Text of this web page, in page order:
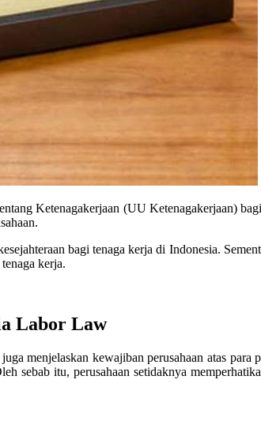
Ketenagakerjaan (UU Ketenagakerjaan)
bagi tenaga kerja di Indonesia.
kerja.
Labor Law
menjelaskan kewajiban perusahaan atas
sebab itu, perusahaan setidaknya